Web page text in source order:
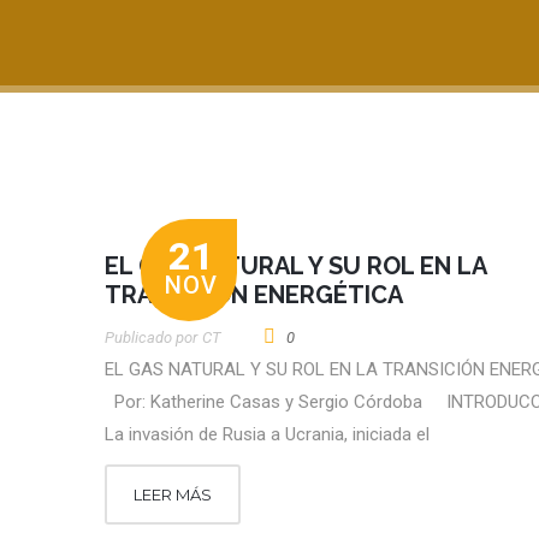
21
NOV
EL GAS NATURAL Y SU ROL EN LA
TRANSICIÓN ENERGÉTICA
Publicado por CT 0
EL GAS NATURAL Y SU ROL EN LA TRANSICIÓN
Por: Katherine Casas y Sergio Córdoba
La invasión de Rusia a Ucrania, iniciada el
LEER MÁS